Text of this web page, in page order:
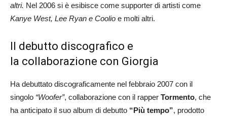
altri. Nel 2006 si è esibisce come supporter di artisti come
Kanye West, Lee Ryan e Coolio e molti altri.
Il debutto discografico e
la collaborazione con Giorgia
Ha debuttato discograficamente nel febbraio 2007 con il
singolo “Woofer”, collaborazione con il rapper Tormento, che
ha anticipato il suo album di debutto “Più tempo”, prodotto